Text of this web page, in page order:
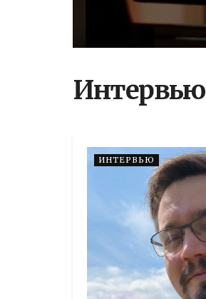
Интервью
ИНТЕРВЬЮ